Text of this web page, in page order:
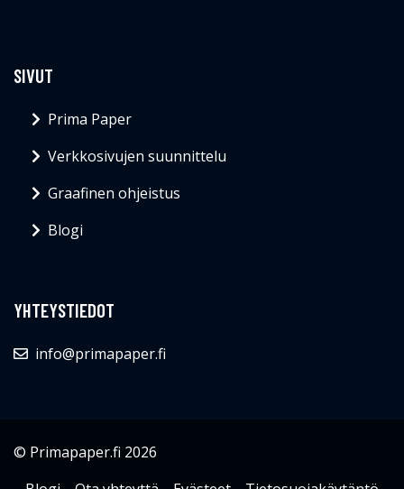
SIVUT
Prima Paper
Verkkosivujen suunnittelu
Graafinen ohjeistus
Blogi
YHTEYSTIEDOT
info@primapaper.fi
© Primapaper.fi 2026